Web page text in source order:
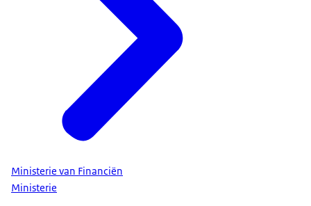
Ministerie van Financiën
Ministerie